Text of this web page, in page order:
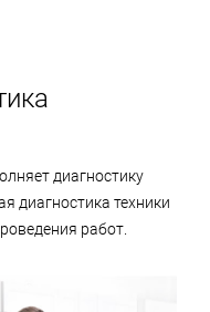
диагностику
диагностика техники
работ.